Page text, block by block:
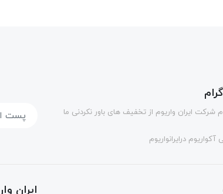
شرکت ایران واریوم از تخفیف های باور نکردنی ما
درایرانواریوم
ایران